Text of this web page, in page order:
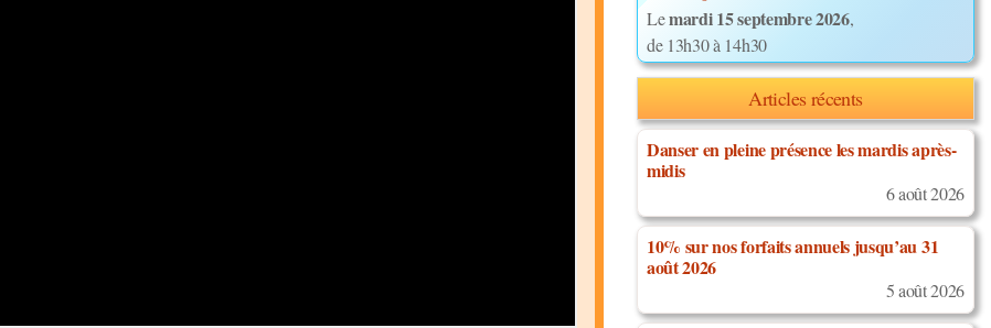
Lemardi 15 septembre 2026,
de 13h30 à 14h30
Articles récents
Danser en pleine présence les mardis après-
midis
6 août 2026
10% sur nos forfaits annuels jusqu’au 31
août 2026
5 août 2026